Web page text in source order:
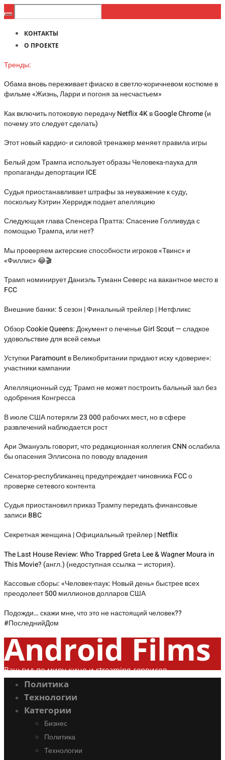
КОНТАКТЫ
О ПРОЕКТЕ
Тренды:
Обама вновь переживает фиаско в светло-коричневом костюме в
фильме «Жизнь, Ларри и погоня за несчастьем»
Как включить потоковую передачу Netflix 4K в Google Chrome (и
почему это следует сделать)
Этот новый кардио- и силовой тренажер меняет правила игры
Белый дом Трампа использует образы Человека-паука для
пропаганды депортации ICE
Судья приостанавливает штрафы за неуважение к суду,
поскольку Кэтрин Херридж подает апелляцию
Следующая глава Спенсера Пратта: Спасение Голливуда с
помощью Трампа, или нет?
Мы проверяем актерские способности игроков «Твинс» и
«Филлис» 😂🎬
Трамп номинирует Даниэль Туманн Северс на вакантное место в
FCC
Внешние банки: 5 сезон | Финальный трейлер | Нетфликс
Обзор Cookie Queens: Документ о печенье Girl Scout — сладкое
удовольствие для всей семьи
Уступки Paramount в Великобритании придают иску «доверие»:
участники кампании
Апелляционный суд: Трамп не может построить бальный зал без
одобрения Конгресса
В июле США потеряли 23 000 рабочих мест, но в сфере
развлечений наблюдается рост
Ари Эмануэль говорит, что редакционная коллегия CNN ослабила
бы опасения Эллисона по поводу владения
Сенатор-республиканец предупреждает чиновника FCC о
проверке сетевого контента
Судья приостановил приказ Трампу передать финансовые
записи BBC
Секретная женщина | Официальный трейлер | Netflix
The Last House Review: Who Trapped Greta Lee & Wagner Moura in
This Movie? (англ.) (недоступная ссылка — история).
Кассовые сборы: «Человек-паук: Новый день» быстрее всех
преодолеет 500 миллионов долларов США
Подожди… скажи мне, что это не настоящий человек??
#ПоследнийДом
Android Films
Ваш гид по миру кино и streaming-сервисов
Политика
Технологии
Категории
Бизнес
Политика
Технологии